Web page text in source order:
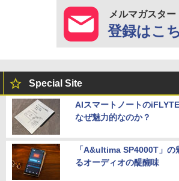
メルマガスター
登録はこ
Special Site
AIスマートノートの
なぜ魅力的なのか？
「A&ultima SP4000T」の
るオーディオの醍醐味